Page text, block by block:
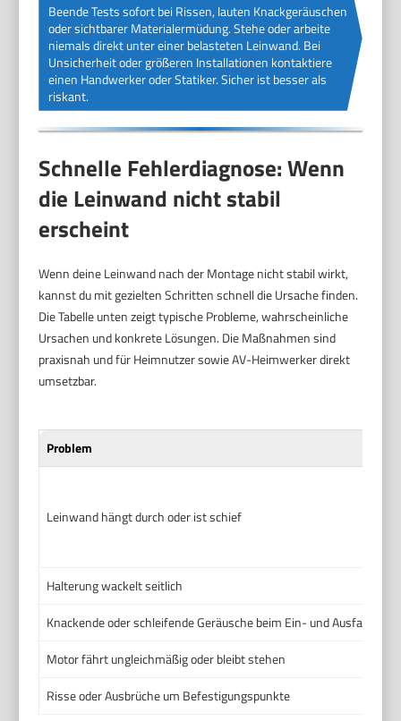
Beende Tests sofort bei Rissen, lauten Knackgeräuschen
oder sichtbarer Materialermüdung. Stehe oder arbeite
niemals direkt unter einer belasteten Leinwand. Bei
Unsicherheit oder größeren Installationen kontaktiere
einen Handwerker oder Statiker. Sicher ist besser als
riskant.
Schnelle Fehlerdiagnose: Wenn
die Leinwand nicht stabil
erscheint
Wenn deine Leinwand nach der Montage nicht stabil wirkt,
kannst du mit gezielten Schritten schnell die Ursache finden.
Die Tabelle unten zeigt typische Probleme, wahrscheinliche
Ursachen und konkrete Lösungen. Die Maßnahmen sind
praxisnah und für Heimnutzer sowie AV-Heimwerker direkt
umsetzbar.
Problem
Leinwand hängt durch oder ist schief
Halterung wackelt seitlich
Knackende oder schleifende Geräusche beim Ein- und Ausfahren
Motor fährt ungleichmäßig oder bleibt stehen
Risse oder Ausbrüche um Befestigungspunkte